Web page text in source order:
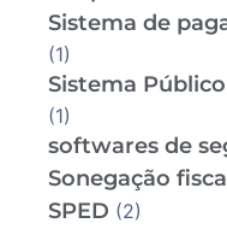
Sistema de
(1)
Sistema
(1)
softwares de
Sonegação
SPED (2)